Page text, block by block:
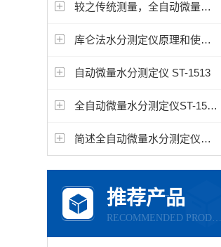
较之传统测量，全自动微量水分测定仪都有哪些过人之处
库仑法水分测定仪原理和使用注意事项
自动微量水分测定仪 ST-1513
全自动微量水分测定仪ST-1523
简述全自动微量水分测定仪仪器核心优势
推荐产品
RECOMMENDED PRODUCTS